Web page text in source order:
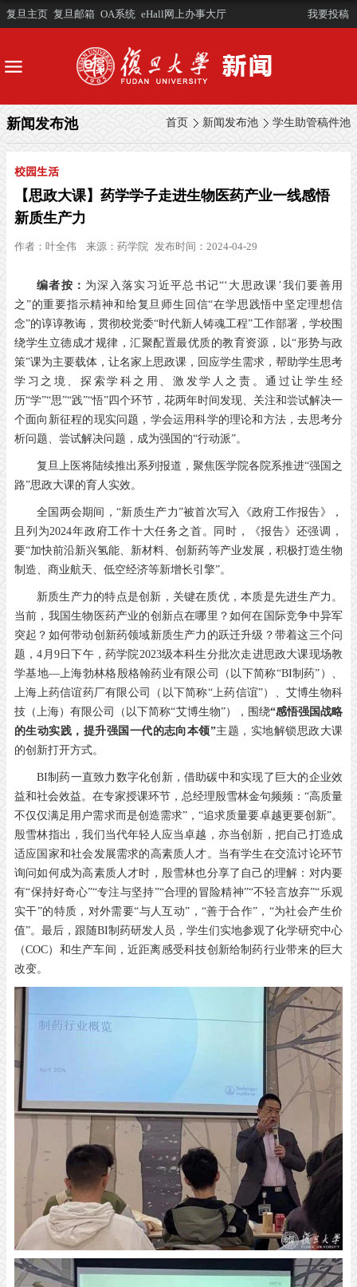
复旦主页 复旦邮箱 OA系统 eHall网上办事大厅 我要投稿
首页 新闻发布池 学生助管稿件池
新闻发布池
校园生活
【思政大课】药学学子走进生物医药产业一线感悟
新质生产力
作者： 叶全伟 来源： 药学院 发布时间：2024-04-29
编者按： 为深入落实习近平总书记“‘大思政课’我们要善用
之”的重要指示精神和给复旦师生回信“在学思践悟中坚定理想信
念”的谆谆教诲，贯彻校党委“时代新人铸魂工程”工作部署，学校围
绕学生立德成才规律，汇聚配置最优质的教育资源，以“形势与政
策”课为主要载体，让名家上思政课，回应学生需求，帮助学生思考
学习之境、探索学科之用、激发学人之责。通过让学生经
历“学”“思”“践”“悟”四个环节，花两年时间发现、关注和尝试解决一
个面向新征程的现实问题，学会运用科学的理论和方法，去思考分
析问题、尝试解决问题，成为强国的“行动派”。
复旦上医将陆续推出系列报道，聚焦医学院各院系推进“强国之
路”思政大课的育人实效。
全国两会期间，“新质生产力”被首次写入《政府工作报告》，
且列为2024年政府工作十大任务之首。同时，《报告》还强调，
要“加快前沿新兴氢能、新材料、创新药等产业发展，积极打造生物
制造、商业航天、低空经济等新增长引擎”。
新质生产力的特点是创新，关键在质优，本质是先进生产力。
当前，我国生物医药产业的创新点在哪里？如何在国际竞争中异军
突起？如何带动创新药领域新质生产力的跃迁升级？带着这三个问
题，4月9日下午，药学院2023级本科生分批次走进思政大课现场教
学基地—上海勃林格殷格翰药业有限公司（以下简称“BI制药”）、
上海上药信谊药厂有限公司（以下简称“上药信谊”）、艾博生物科
技（上海）有限公司（以下简称“艾博生物”），围绕“感悟强国战略
的生动实践，提升强国一代的志向本领”主题，实地解锁思政大课
的创新打开方式。
BI制药一直致力数字化创新，借助碳中和实现了巨大的企业效
益和社会效益。在专家授课环节，总经理殷雪林金句频频：“高质量
不仅仅满足用户需求而是创造需求”，“追求质量要卓越更要创新”。
殷雪林指出，我们当代年轻人应当卓越，亦当创新，把自己打造成
适应国家和社会发展需求的高素质人才。当有学生在交流讨论环节
询问如何成为高素质人才时，殷雪林也分享了自己的理解：对内要
有“保持好奇心”“专注与坚持”“合理的冒险精神”“不轻言放弃”“乐观
实干”的特质，对外需要“与人互动”，“善于合作”，“为社会产生价
值”。最后，跟随BI制药研发人员，学生们实地参观了化学研究中心
（COC）和生产车间，近距离感受科技创新给制药行业带来的巨大
改变。